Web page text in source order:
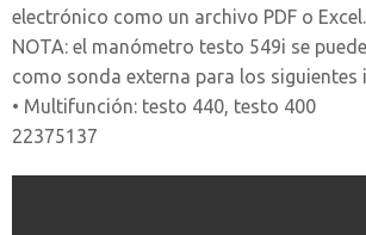
electrónico como un archivo PDF o Excel.
NOTA: el manómetro testo 549i se
como sonda externa para los siguientes
• Multifunción: testo 440, testo 400
22375137